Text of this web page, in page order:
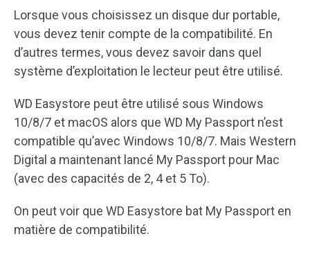
Lorsque vous choisissez un disque dur portable,
vous devez tenir compte de la compatibilité. En
d’autres termes, vous devez savoir dans quel
système d’exploitation le lecteur peut être utilisé.
WD Easystore peut être utilisé sous Windows
10/8/7 et macOS alors que WD My Passport n’est
compatible qu’avec Windows 10/8/7. Mais Western
Digital a maintenant lancé My Passport pour Mac
(avec des capacités de 2, 4 et 5 To).
On peut voir que WD Easystore bat My Passport en
matière de compatibilité.